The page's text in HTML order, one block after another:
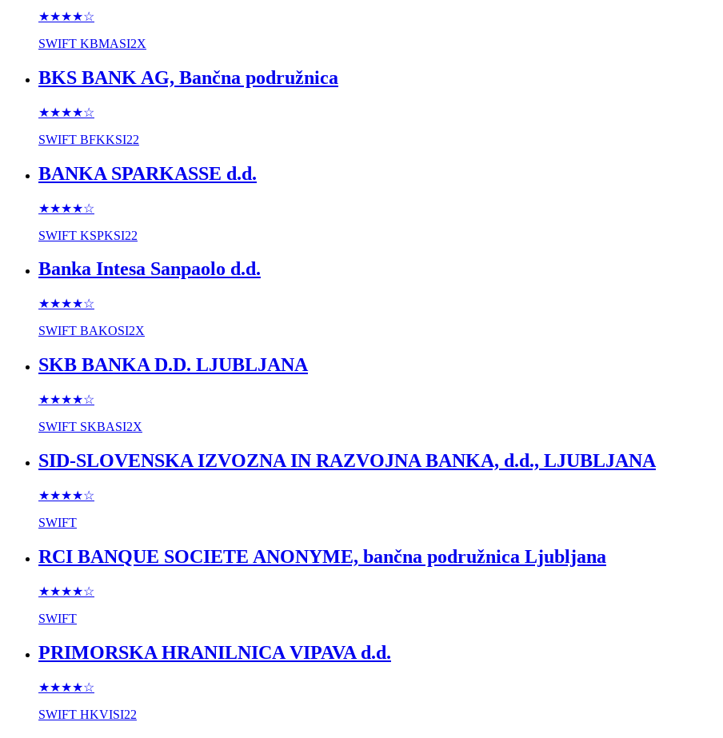
★★★★☆
SWIFT KBMASI2X
BKS BANK AG, Bančna podružnica
★★★★☆
SWIFT BFKKSI22
BANKA SPARKASSE d.d.
★★★★☆
SWIFT KSPKSI22
Banka Intesa Sanpaolo d.d.
★★★★☆
SWIFT BAKOSI2X
SKB BANKA D.D. LJUBLJANA
★★★★☆
SWIFT SKBASI2X
SID-SLOVENSKA IZVOZNA IN RAZVOJNA BANKA, d.d., LJUBLJANA
★★★★☆
SWIFT
RCI BANQUE SOCIETE ANONYME, bančna podružnica Ljubljana
★★★★☆
SWIFT
PRIMORSKA HRANILNICA VIPAVA d.d.
★★★★☆
SWIFT HKVISI22